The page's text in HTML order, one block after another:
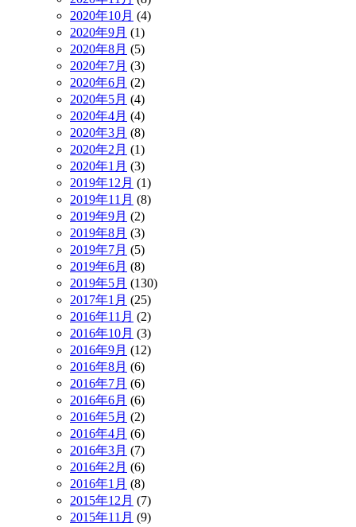
2020年10月 (4)
2020年9月 (1)
2020年8月 (5)
2020年7月 (3)
2020年6月 (2)
2020年5月 (4)
2020年4月 (4)
2020年3月 (8)
2020年2月 (1)
2020年1月 (3)
2019年12月 (1)
2019年11月 (8)
2019年9月 (2)
2019年8月 (3)
2019年7月 (5)
2019年6月 (8)
2019年5月 (130)
2017年1月 (25)
2016年11月 (2)
2016年10月 (3)
2016年9月 (12)
2016年8月 (6)
2016年7月 (6)
2016年6月 (6)
2016年5月 (2)
2016年4月 (6)
2016年3月 (7)
2016年2月 (6)
2016年1月 (8)
2015年12月 (7)
2015年11月 (9)